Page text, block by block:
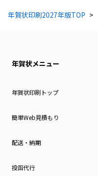
年賀状印刷2027年版TOP
年賀状メニュー
年賀状印刷トップ
簡単Web見積もり
配送・納期
投函代行